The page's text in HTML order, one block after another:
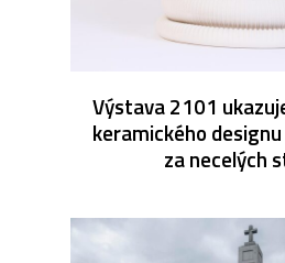
Výstava 2101
keramického
za necelých